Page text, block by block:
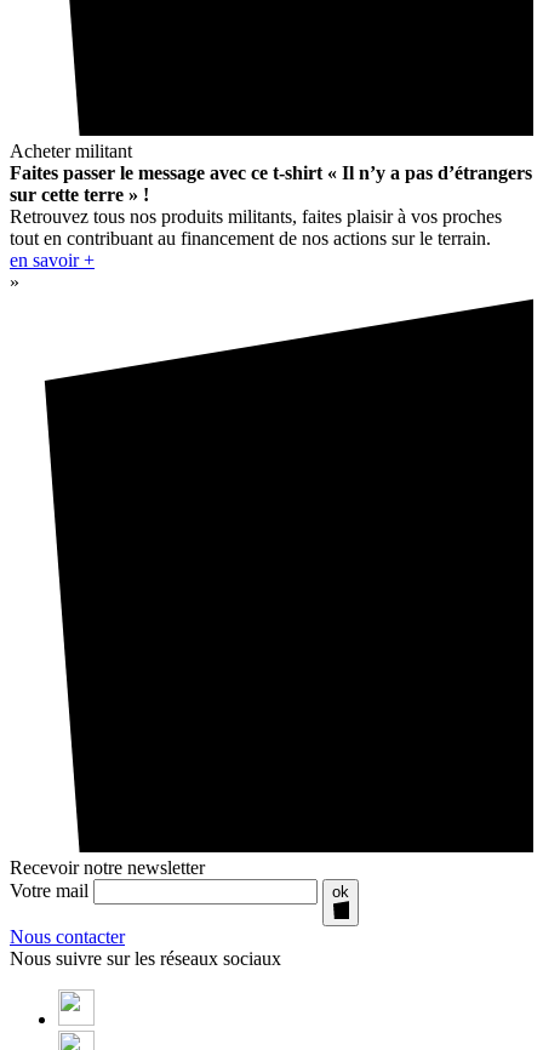
Acheter militant
Faites passer le message avec ce t-shirt « Il n’y a pas d’étrangers
sur cette terre » !
Retrouvez tous nos produits militants, faites plaisir à vos proches
tout en contribuant au financement de nos actions sur le terrain.
en savoir +
»
Recevoir notre newsletter
Votre mail
ok
Nous contacter
Nous suivre sur les réseaux sociaux